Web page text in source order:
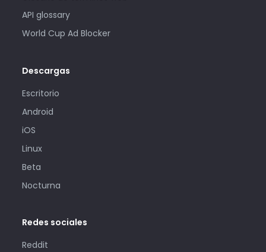
API glossary
World Cup Ad Blocker
Descargas
Escritorio
Android
iOS
Linux
Beta
Nocturna
Redes sociales
Reddit